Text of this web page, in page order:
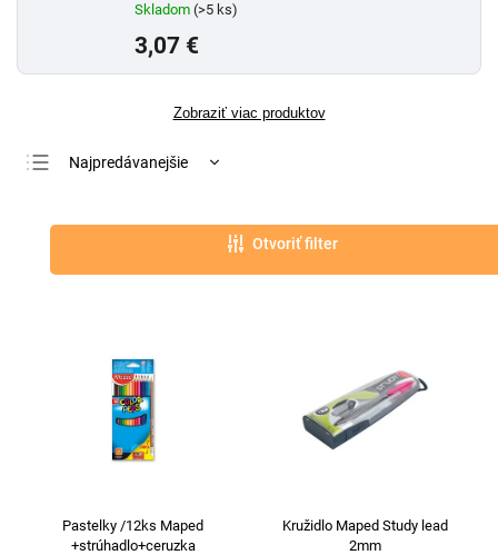
Skladom (>5 ks)
3,07 €
Zobraziť viac produktov
Najpredávanejšie
Otvoriť filter
Pastelky /12ks Maped
+strúhadlo+ceruzka
Kružidlo Maped Study lead
2mm